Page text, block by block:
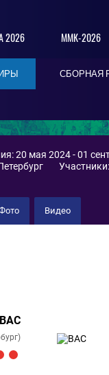
2026 ММК-2026
СБОРНАЯ
20 мая 2024 - 01
Видео
ВАС